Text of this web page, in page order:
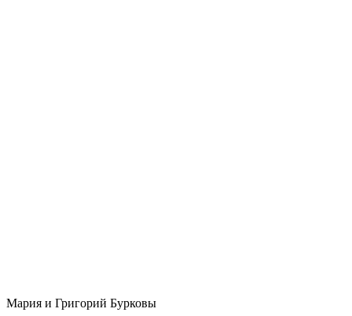
Мария и Григорий Бурковы